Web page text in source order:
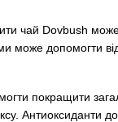
чай Dovbush
може допомогти
покращити
Антиоксиданти